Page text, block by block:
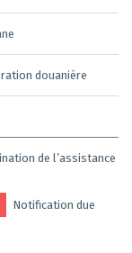
douanière
de l’assistance
Notification due